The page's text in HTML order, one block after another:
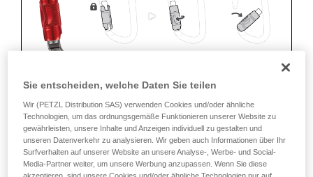
ERGONOMIE
Vorteile:
• Schnelles und einfaches Öffnen.
Sie entscheiden, welche Daten Sie teilen
Wir (PETZL Distribution SAS) verwenden Cookies und/oder ähnliche
Technologien, um das ordnungsgemäße Funktionieren unserer Website zu
gewährleisten, unsere Inhalte und Anzeigen individuell zu gestalten und
unseren Datenverkehr zu analysieren. Wir geben auch Informationen über Ihr
Surfverhalten auf unserer Website an unsere Analyse-, Werbe- und Social-
Media-Partner weiter, um unsere Werbung anzupassen. Wenn Sie diese
akzeptieren, sind unsere Cookies und/oder ähnliche Technologien nur auf